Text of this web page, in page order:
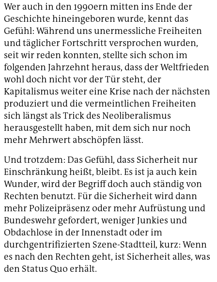
Wer auch in den 1990ern mitten ins Ende der
Geschichte hineingeboren wurde, kennt das
Gefühl: Während uns unermessliche Freiheiten
und täglicher Fortschritt versprochen wurden,
seit wir reden konnten, stellte sich schon im
folgenden Jahrzehnt heraus, dass der Weltfrieden
wohl doch nicht vor der Tür steht, der
Kapitalismus weiter eine Krise nach der nächsten
produziert und die vermeintlichen Freiheiten
sich längst als Trick des Neoliberalismus
herausgestellt haben, mit dem sich nur noch
mehr Mehrwert abschöpfen lässt.
Und trotzdem: Das Gefühl, dass Sicherheit nur
Einschränkung heißt, bleibt. Es ist ja auch kein
Wunder, wird der Begriff doch auch ständig von
Rechten benutzt. Für die Sicherheit wird dann
mehr Polizeipräsenz oder mehr Aufrüstung und
Bundeswehr gefordert, weniger Junkies und
Obdachlose in der Innenstadt oder im
durchgentrifizierten Szene-Stadtteil, kurz: Wenn
es nach den Rechten geht, ist Sicherheit alles, was
den Status Quo erhält.